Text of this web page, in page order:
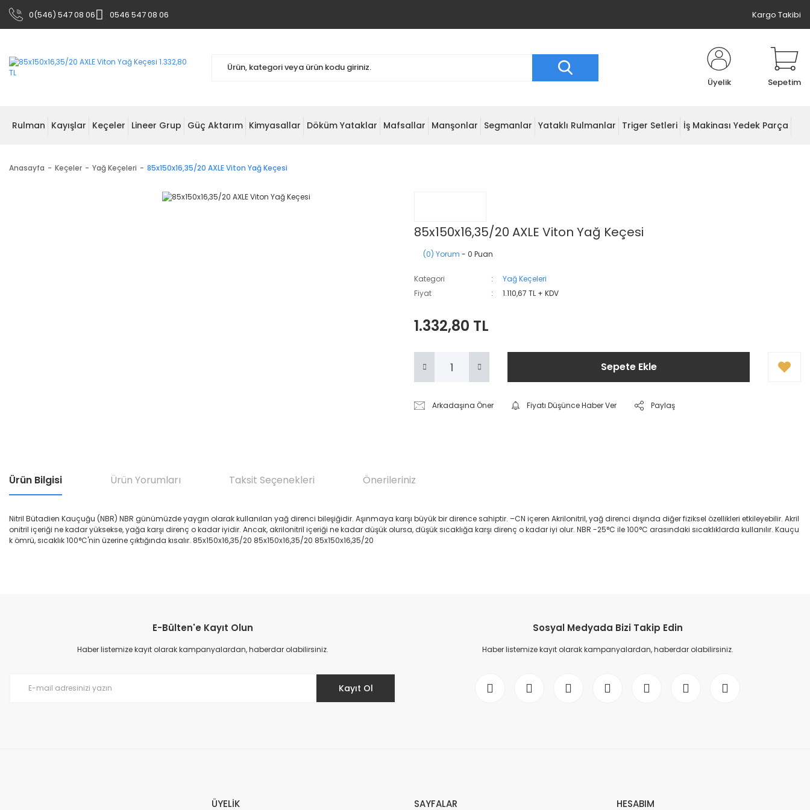
0(546) 547 08 06 0546 547 08 06 Kargo Takibi
Üyelik Sepetim
Rulman Kayışlar Keçeler Lineer Grup Güç Aktarım Kimyasallar Döküm Yataklar Mafsallar Manşonlar Segmanlar Yataklı Rulmanlar Triger Setleri İş Makinası Yedek Parça
Anasayfa Keçeler Yağ Keçeleri 85x150x16,35/20 AXLE Viton Yağ Keçesi
85x150x16,35/20 AXLE Viton Yağ Keçesi
(0) Yorum - 0 Puan
Kategori
Yağ Keçeleri
Fiyat
1.110,67 TL + KDV
1.332,80 TL
Sepete Ekle
Arkadaşına Öner Fiyatı Düşünce Haber Ver Paylaş
Ürün Bilgisi Ürün Yorumları Taksit Seçenekleri Önerileriniz
Nitril Bütadien Kauçuğu (NBR) NBR günümüzde yaygın olarak kullanılan yağ direnci bileşiğidir. Aşınmaya karşı büyük bir dirence sahiptir. –CN içeren Akrilonitril, yağ direnci dışında diğer fiziksel özellikleri etkileyebilir. Akril
onitril içeriği ne kadar yüksekse, yağa karşı direnç o kadar iyidir. Ancak, akrilonitril içeriği ne kadar düşük olursa, düşük sıcaklığa karşı direnç o kadar iyi olur. NBR -25°C ile 100°C arasındaki sıcaklıklarda kullanılır. Kauçu
k ömrü, sıcaklık 100°C'nin üzerine çıktığında kısalır. 85x150x16,35/20 85x150x16,35/20 85x150x16,35/20
Ürün resmi kalitesiz, bozuk veya görüntülenemiyor.
Ürün açıklamasında eksik bilgiler bulunuyor.
E-Bülten'e Kayıt Olun
Haber listemize kayıt olarak kampanyalardan, haberdar olabilirsiniz.
Kayıt Ol
Sosyal Medyada Bizi Takip Edin
Haber listemize kayıt olarak kampanyalardan, haberdar olabilirsiniz.
ÜYELİK SAYFALAR HESABIM